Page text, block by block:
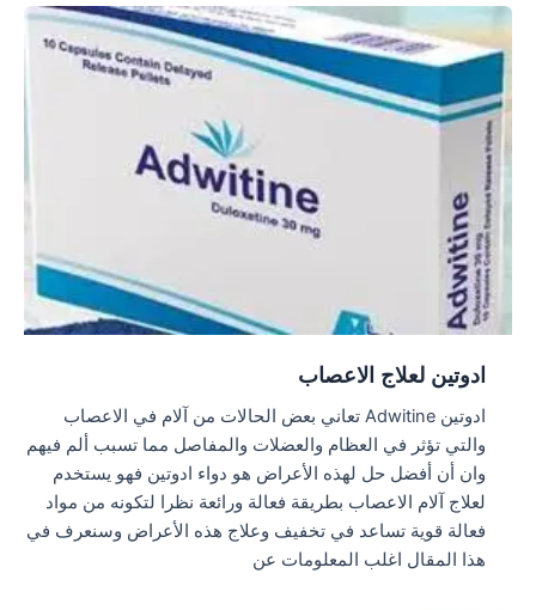
ادوتين لعلاج الاعصاب
ادوتين Adwitine تعاني بعض الحالات من آلام في الاعصاب
والتي تؤثر في العظام والعضلات والمفاصل مما تسبب ألم فيهم
وان أن أفضل حل لهذه الأعراض هو دواء ادوتين فهو يستخدم
لعلاج آلام الاعصاب بطريقة فعالة ورائعة نظرا لتكونه من مواد
فعالة قوية تساعد في تخفيف وعلاج هذه الأعراض وسنعرف في
هذا المقال اغلب المعلومات عن